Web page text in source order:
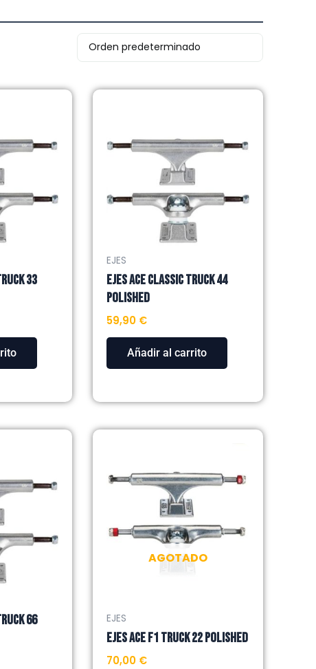
33
EJES
EJES ACE CLASSIC TRUCK 44
POLISHED
59,90 €
Añadir al carrito
66
AGOTADO
EJES
EJES ACE F1 TRUCK 22 POLISHED
70,00 €